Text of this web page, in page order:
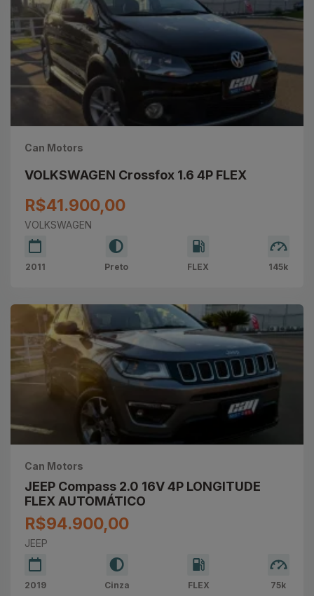
Can Motors
VOLKSWAGEN Crossfox 1.6 4P FLEX
R$41.900,00
VOLKSWAGEN
2011 Preto FLEX 145k
Can Motors
JEEP Compass 2.0 16V 4P LONGITUDE
FLEX AUTOMÁTICO
R$94.900,00
JEEP
2019 Cinza FLEX 75k